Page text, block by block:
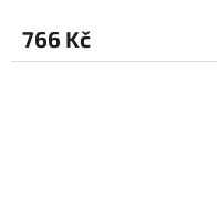
766 Kč